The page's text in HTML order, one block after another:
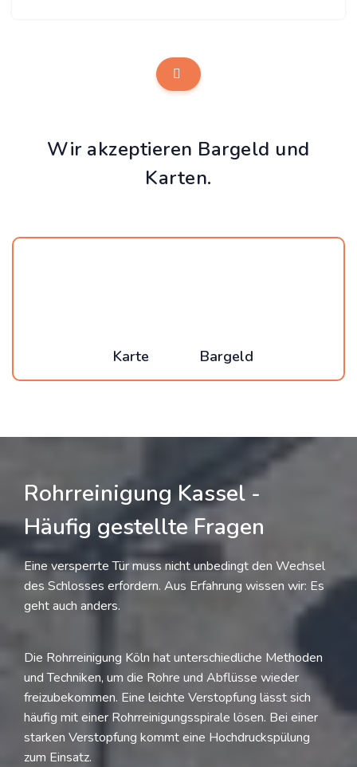
Wir akzeptieren Bargeld und
Karten.
Karte Bargeld
Rohrreinigung Kassel -
Häufig gestellte Fragen
Eine versperrte Tür muss nicht unbedingt den Wechsel
des Schlosses erfordern. Aus Erfahrung wissen wir: Es
geht auch anders.
Die Rohrreinigung Köln hat unterschiedliche Methoden
und Techniken, um die Rohre und Abflüsse wieder
freizubekommen. Eine leichte Verstopfung lässt sich
häufig mit einer Rohrreinigungsspirale lösen. Bei einer
starken Verstopfung kommt eine Hochdruckspülung
zum Einsatz.